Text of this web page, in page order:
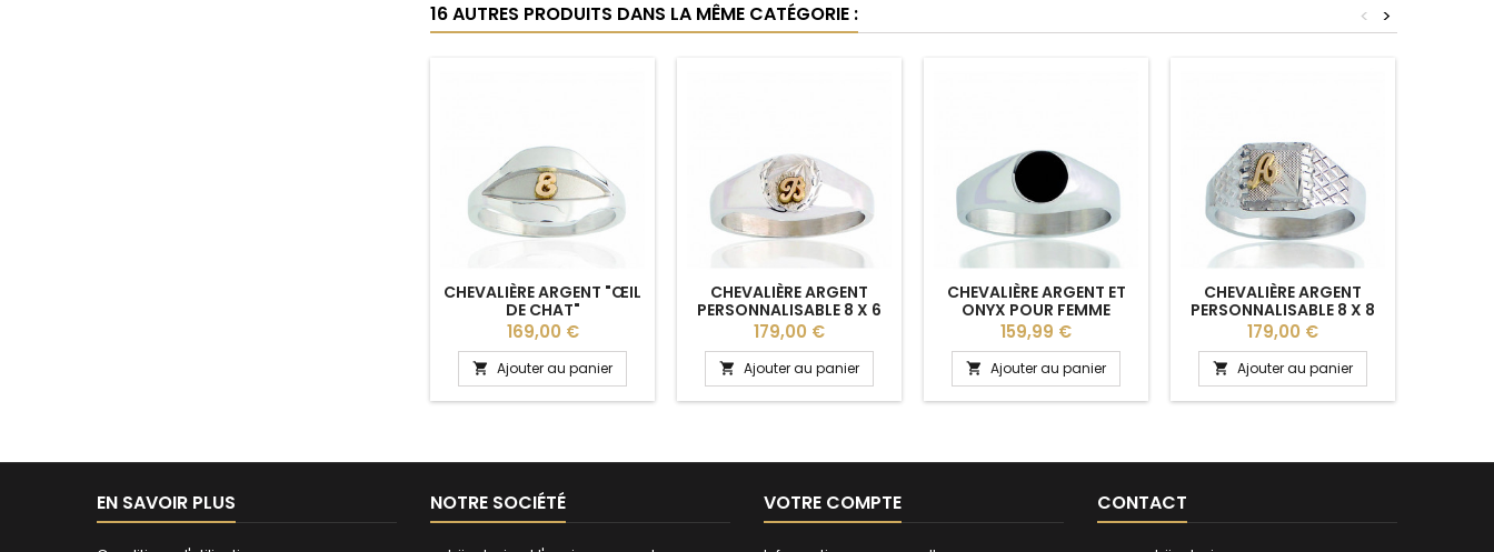
16 AUTRES PRODUITS DANS LA MÊME CATÉGORIE : >
<
CHEVALIÈRE ARGENT "ŒIL
DE CHAT"
PERSONNALISABLE POUR
FEMME
Prix
169,00 €
 Ajouter au panier
CHEVALIÈRE ARGENT
PERSONNALISABLE 8 X 6
MM POUR FEMME
Prix
179,00 €
 Ajouter au panier
CHEVALIÈRE ARGENT ET
ONYX POUR FEMME
FORME RONDE
Prix
159,99 €
 Ajouter au panier
CHEVALIÈRE ARGENT
PERSONNALISABLE 8 X 8
MM POUR FEMME
Prix
179,00 €
 Ajouter au panier
EN SAVOIR PLUS NOTRE SOCIÉTÉ VOTRE COMPTE CONTACT